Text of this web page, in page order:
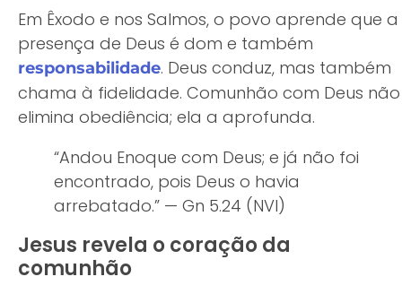
Em Êxodo e nos Salmos, o povo aprende que a
presença de Deus é dom e também
responsabilidade. Deus conduz, mas também
chama à fidelidade. Comunhão com Deus não
elimina obediência; ela a aprofunda.
“Andou Enoque com Deus; e já não foi
encontrado, pois Deus o havia
arrebatado.” — Gn 5.24 (NVI)
Jesus revela o coração da
comunhão